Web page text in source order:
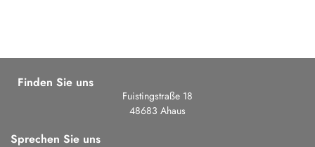
Finden Sie uns
Fuistingstraße 18
48683 Ahaus
Sprechen Sie uns